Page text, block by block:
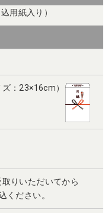
用紙入り）
：23×16cm）
りいただいてから
ください。